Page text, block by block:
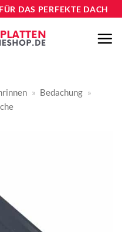
DAS PERFEKTE DACH
» Bedachung »